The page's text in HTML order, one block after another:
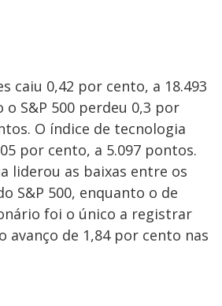
caiu 0,42 por cento, a 18.493
S&P 500 perdeu 0,3 por
O índice de tecnologia
por cento, a 5.097 pontos.
liderou as baixas entre os
S&P 500, enquanto o de
foi o único a registrar
avanço de 1,84 por cento nas